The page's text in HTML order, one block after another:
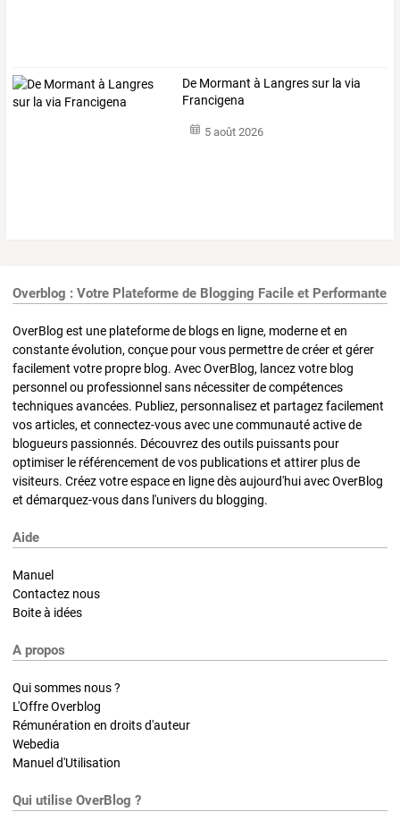
De Mormant à Langres sur la via
Francigena
5 août 2026
Overblog : Votre Plateforme de Blogging Facile et Performante
OverBlog est une plateforme de blogs en ligne, moderne et en
constante évolution, conçue pour vous permettre de créer et gérer
facilement votre propre blog. Avec OverBlog, lancez votre blog
personnel ou professionnel sans nécessiter de compétences
techniques avancées. Publiez, personnalisez et partagez facilement
vos articles, et connectez-vous avec une communauté active de
blogueurs passionnés. Découvrez des outils puissants pour
optimiser le référencement de vos publications et attirer plus de
visiteurs. Créez votre espace en ligne dès aujourd'hui avec OverBlog
et démarquez-vous dans l'univers du blogging.
Aide
Manuel
Contactez nous
Boite à idées
A propos
Qui sommes nous ?
L'Offre Overblog
Rémunération en droits d'auteur
Webedia
Manuel d'Utilisation
Qui utilise OverBlog ?